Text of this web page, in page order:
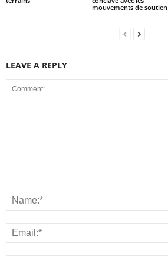
mouvements de soutien
LEAVE A REPLY